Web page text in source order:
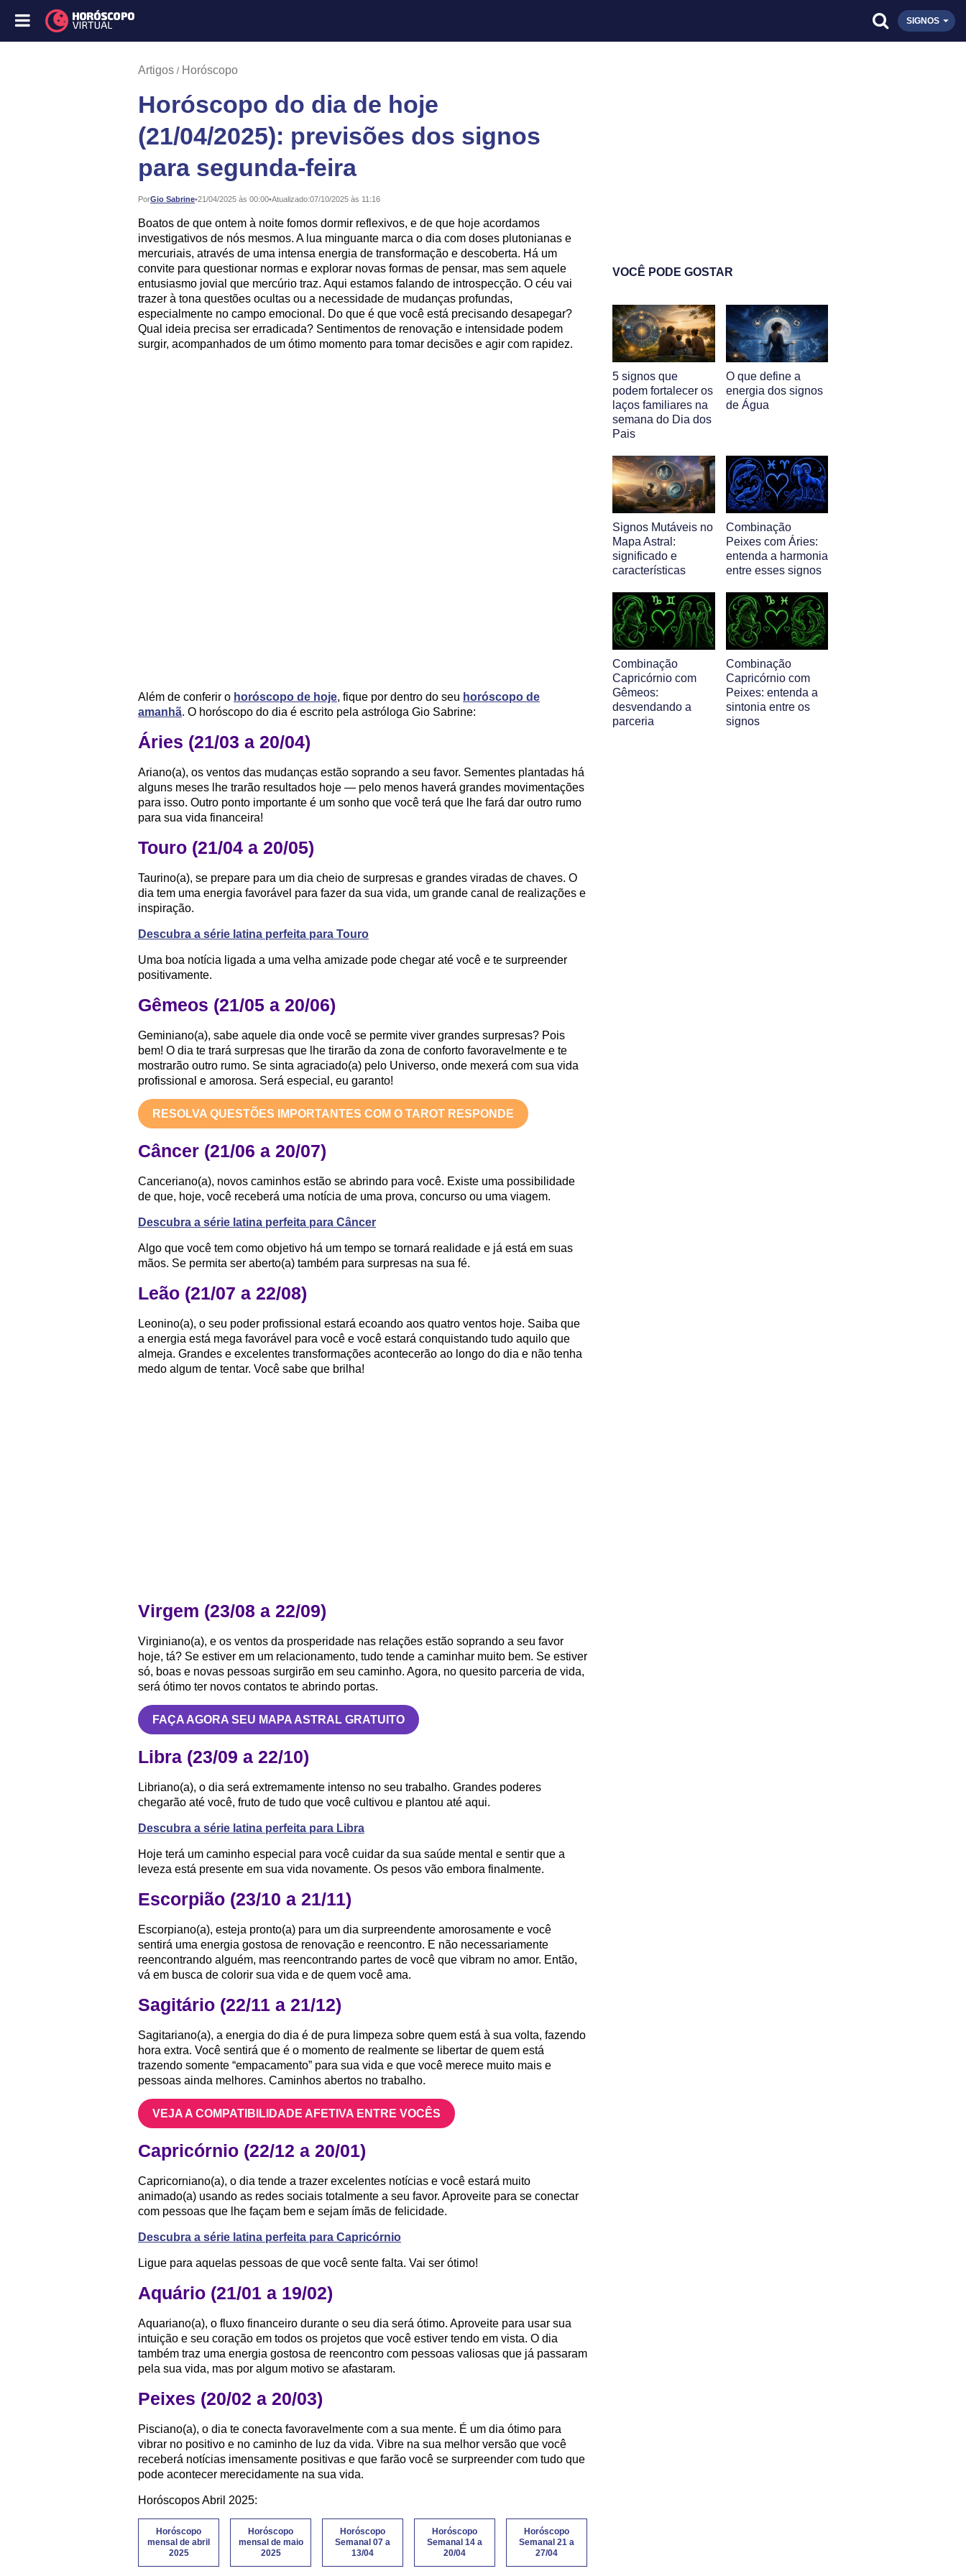
SIGNOS
Artigos Horóscopo
Horóscopo do dia de hoje
(21/04/2025): previsões dos signos
para segunda-feira
PorGio Sabrine•
Publicado: 21/04/2025 às 00:00•Atualizado:07/10/2025 às 11:16
Boatos de que ontem à noite fomos dormir reflexivos, e de que hoje acordamos
investigativos de nós mesmos. A lua minguante marca o dia com doses plutonianas e
mercuriais, através de uma intensa energia de transformação e descoberta. Há um
convite para questionar normas e explorar novas formas de pensar, mas sem aquele
entusiasmo jovial que mercúrio traz. Aqui estamos falando de introspecção. O céu vai
trazer à tona questões ocultas ou a necessidade de mudanças profundas,
especialmente no campo emocional. Do que é que você está precisando desapegar?
Qual ideia precisa ser erradicada? Sentimentos de renovação e intensidade podem
surgir, acompanhados de um ótimo momento para tomar decisões e agir com rapidez.
Além de conferir o horóscopo de hoje, fique por dentro do seu horóscopo de
amanhã. O horóscopo do dia é escrito pela astróloga Gio Sabrine:
Áries (21/03 a 20/04)
Ariano(a), os ventos das mudanças estão soprando a seu favor. Sementes plantadas há
alguns meses lhe trarão resultados hoje — pelo menos haverá grandes movimentações
para isso. Outro ponto importante é um sonho que você terá que lhe fará dar outro rumo
para sua vida financeira!
Touro (21/04 a 20/05)
Taurino(a), se prepare para um dia cheio de surpresas e grandes viradas de chaves. O
dia tem uma energia favorável para fazer da sua vida, um grande canal de realizações e
inspiração.
Descubra a série latina perfeita para Touro
Uma boa notícia ligada a uma velha amizade pode chegar até você e te surpreender
positivamente.
Gêmeos (21/05 a 20/06)
Geminiano(a), sabe aquele dia onde você se permite viver grandes surpresas? Pois
bem! O dia te trará surpresas que lhe tirarão da zona de conforto favoravelmente e te
mostrarão outro rumo. Se sinta agraciado(a) pelo Universo, onde mexerá com sua vida
profissional e amorosa. Será especial, eu garanto!
RESOLVA QUESTÕES IMPORTANTES COM O TAROT RESPONDE
Câncer (21/06 a 20/07)
Canceriano(a), novos caminhos estão se abrindo para você. Existe uma possibilidade
de que, hoje, você receberá uma notícia de uma prova, concurso ou uma viagem.
Descubra a série latina perfeita para Câncer
Algo que você tem como objetivo há um tempo se tornará realidade e já está em suas
mãos. Se permita ser aberto(a) também para surpresas na sua fé.
Leão (21/07 a 22/08)
Leonino(a), o seu poder profissional estará ecoando aos quatro ventos hoje. Saiba que
a energia está mega favorável para você e você estará conquistando tudo aquilo que
almeja. Grandes e excelentes transformações acontecerão ao longo do dia e não tenha
medo algum de tentar. Você sabe que brilha!
Virgem (23/08 a 22/09)
Virginiano(a), e os ventos da prosperidade nas relações estão soprando a seu favor
hoje, tá? Se estiver em um relacionamento, tudo tende a caminhar muito bem. Se estiver
só, boas e novas pessoas surgirão em seu caminho. Agora, no quesito parceria de vida,
será ótimo ter novos contatos te abrindo portas.
FAÇA AGORA SEU MAPA ASTRAL GRATUITO
Libra (23/09 a 22/10)
Libriano(a), o dia será extremamente intenso no seu trabalho. Grandes poderes
chegarão até você, fruto de tudo que você cultivou e plantou até aqui.
Descubra a série latina perfeita para Libra
Hoje terá um caminho especial para você cuidar da sua saúde mental e sentir que a
leveza está presente em sua vida novamente. Os pesos vão embora finalmente.
Escorpião (23/10 a 21/11)
Escorpiano(a), esteja pronto(a) para um dia surpreendente amorosamente e você
sentirá uma energia gostosa de renovação e reencontro. E não necessariamente
reencontrando alguém, mas reencontrando partes de você que vibram no amor. Então,
vá em busca de colorir sua vida e de quem você ama.
Sagitário (22/11 a 21/12)
Sagitariano(a), a energia do dia é de pura limpeza sobre quem está à sua volta, fazendo
hora extra. Você sentirá que é o momento de realmente se libertar de quem está
trazendo somente “empacamento” para sua vida e que você merece muito mais e
pessoas ainda melhores. Caminhos abertos no trabalho.
VEJA A COMPATIBILIDADE AFETIVA ENTRE VOCÊS
Capricórnio (22/12 a 20/01)
Capricorniano(a), o dia tende a trazer excelentes notícias e você estará muito
animado(a) usando as redes sociais totalmente a seu favor. Aproveite para se conectar
com pessoas que lhe façam bem e sejam ímãs de felicidade.
Descubra a série latina perfeita para Capricórnio
Ligue para aquelas pessoas de que você sente falta. Vai ser ótimo!
Aquário (21/01 a 19/02)
Aquariano(a), o fluxo financeiro durante o seu dia será ótimo. Aproveite para usar sua
intuição e seu coração em todos os projetos que você estiver tendo em vista. O dia
também traz uma energia gostosa de reencontro com pessoas valiosas que já passaram
pela sua vida, mas por algum motivo se afastaram.
Peixes (20/02 a 20/03)
Pisciano(a), o dia te conecta favoravelmente com a sua mente. É um dia ótimo para
vibrar no positivo e no caminho de luz da vida. Vibre na sua melhor versão que você
receberá notícias imensamente positivas e que farão você se surpreender com tudo que
pode acontecer merecidamente na sua vida.
Horóscopos Abril 2025:
Horóscopo
mensal de abril
2025
Horóscopo
mensal de maio
2025
Horóscopo
Semanal 07 a
13/04
Horóscopo
Semanal 14 a
20/04
Horóscopo
Semanal 21 a
27/04
VOCÊ PODE GOSTAR
5 signos que
podem fortalecer os
laços familiares na
semana do Dia dos
Pais
O que define a
energia dos signos
de Água
Signos Mutáveis no
Mapa Astral:
significado e
características
Combinação
Peixes com Áries:
entenda a harmonia
entre esses signos
Combinação
Capricórnio com
Gêmeos:
desvendando a
parceria
Combinação
Capricórnio com
Peixes: entenda a
sintonia entre os
signos